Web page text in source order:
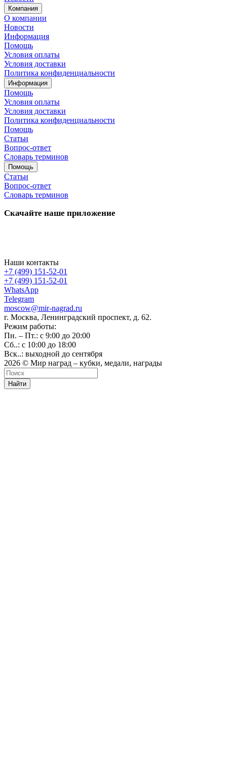
Компания
О компании
Новости
Информация
Помощь
Условия оплаты
Условия доставки
Политика конфиденциальности
Информация
Помощь
Условия оплаты
Условия доставки
Политика конфиденциальности
Помощь
Статьи
Вопрос-ответ
Словарь терминов
Помощь
Статьи
Вопрос-ответ
Словарь терминов
Скачайте наше приложение
Наши контакты
+7 (499) 151-52-01
+7 (499) 151-52-01
WhatsApp
Telegram
moscow@mir-nagrad.ru
г. Москва, Ленинградский проспект, д. 62.
Режим работы:
Пн. – Пт.: с 9:00 до 20:00
Сб..: с 10:00 до 18:00
Вск..: выходной до сентября
2026 © Мир наград – кубки, медали, награды
Найти